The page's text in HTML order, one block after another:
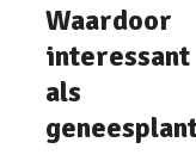
Waardoor
interessant
als